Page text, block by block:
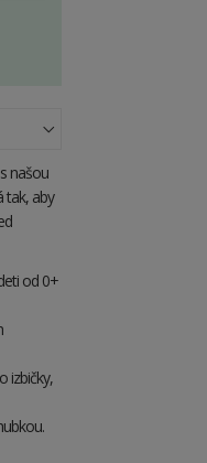
našou
tak, aby
od 0+
izbičky,